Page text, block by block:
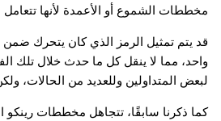
مخططات الشموع أو الأعمدة لأنها
قد يتم تمثيل الرمز الذي كان يتحرك ضمن
واحد، مما لا ينقل كل ما حدث خلال تلك
لبعض المتداولين وللعديد من الحالات،
كما ذكرنا سابقًا، تتجاهل مخططات رينكو